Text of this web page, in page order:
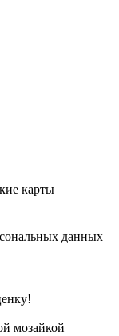
карты
данных
мозайкой